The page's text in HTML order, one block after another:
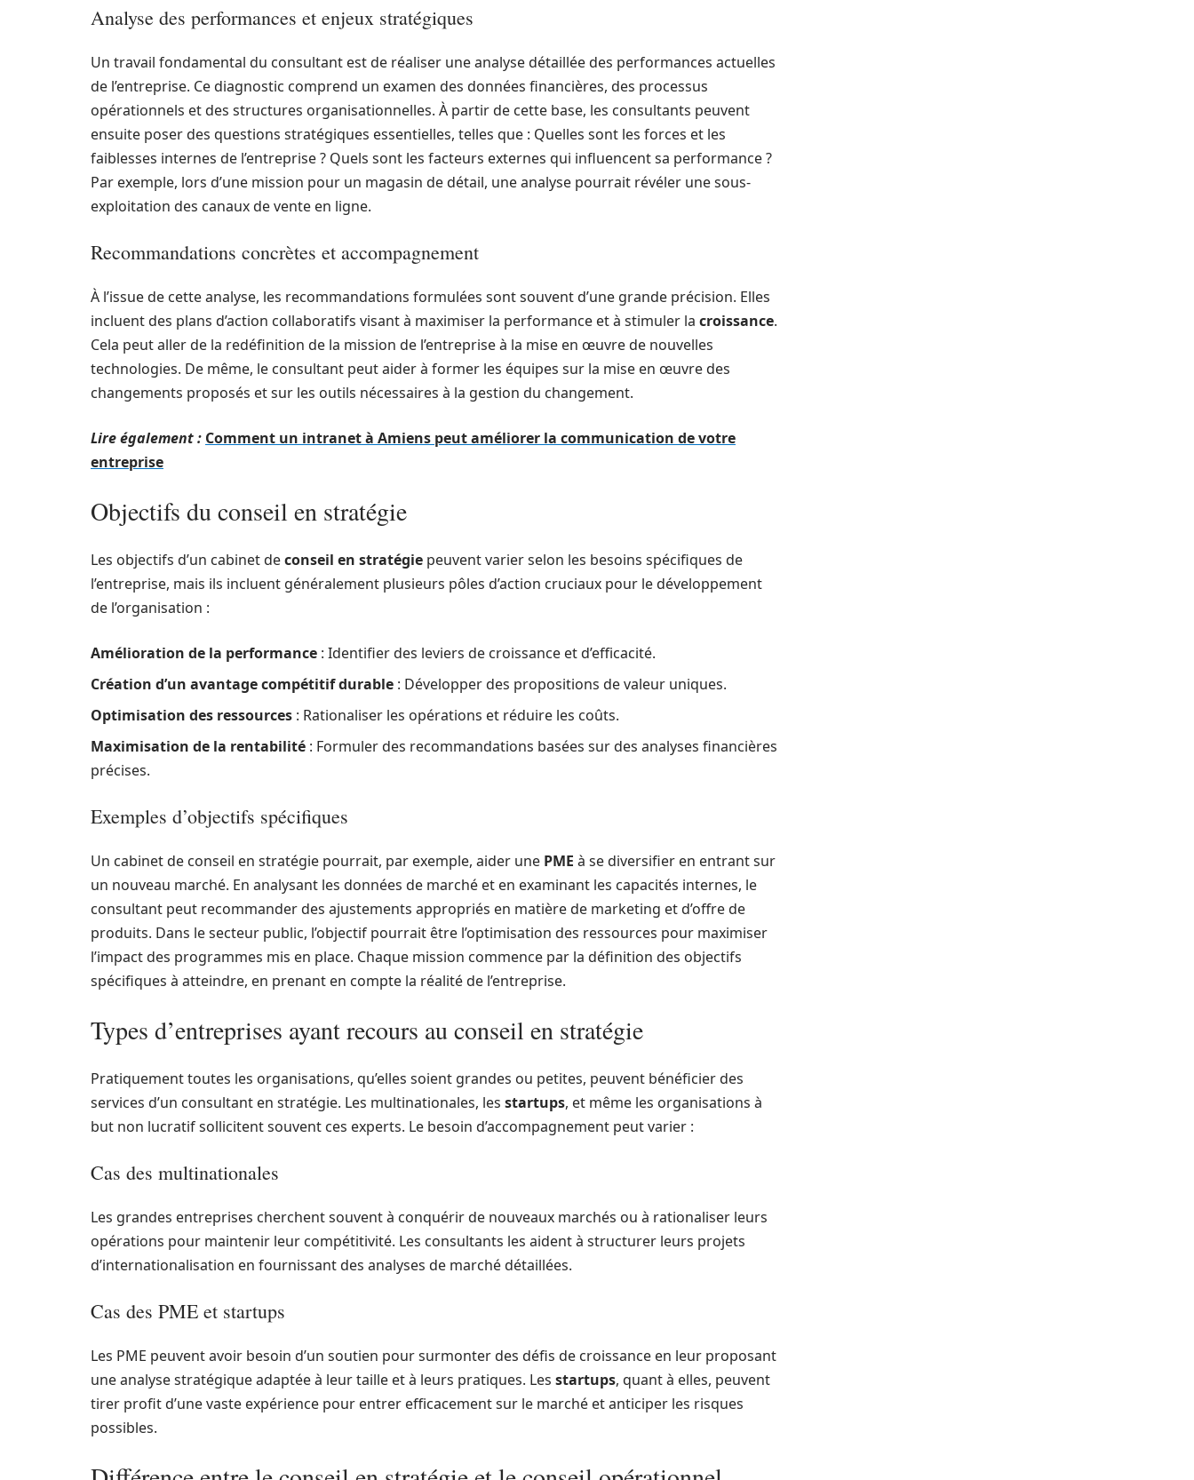
Analyse des performances et enjeux stratégiques
Un travail fondamental du consultant est de réaliser une analyse détaillée des performances actuelles
de l’entreprise. Ce diagnostic comprend un examen des données financières, des processus
opérationnels et des structures organisationnelles. À partir de cette base, les consultants peuvent
ensuite poser des questions stratégiques essentielles, telles que : Quelles sont les forces et les
faiblesses internes de l’entreprise ? Quels sont les facteurs externes qui influencent sa performance ?
Par exemple, lors d’une mission pour un magasin de détail, une analyse pourrait révéler une sous-
exploitation des canaux de vente en ligne.
Recommandations concrètes et accompagnement
À l’issue de cette analyse, les recommandations formulées sont souvent d’une grande précision. Elles
incluent des plans d’action collaboratifs visant à maximiser la performance et à stimuler la croissance.
Cela peut aller de la redéfinition de la mission de l’entreprise à la mise en œuvre de nouvelles
technologies. De même, le consultant peut aider à former les équipes sur la mise en œuvre des
changements proposés et sur les outils nécessaires à la gestion du changement.
Lire également : Comment un intranet à Amiens peut améliorer la communication de votre
entreprise
Objectifs du conseil en stratégie
Les objectifs d’un cabinet deconseil en stratégie peuvent varier selon les besoins spécifiques de
l’entreprise, mais ils incluent généralement plusieurs pôles d’action cruciaux pour le développement
de l’organisation :
Amélioration de la performance : Identifier des leviers de croissance et d’efficacité.
Création d’un avantage compétitif durable : Développer des propositions de valeur uniques.
Optimisation des ressources : Rationaliser les opérations et réduire les coûts.
Maximisation de la rentabilité : Formuler des recommandations basées sur des analyses financières
précises.
Exemples d’objectifs spécifiques
Un cabinet de conseil en stratégie pourrait, par exemple, aider une PME à se diversifier en entrant sur
un nouveau marché. En analysant les données de marché et en examinant les capacités internes, le
consultant peut recommander des ajustements appropriés en matière de marketing et d’offre de
produits. Dans le secteur public, l’objectif pourrait être l’optimisation des ressources pour maximiser
l’impact des programmes mis en place. Chaque mission commence par la définition des objectifs
spécifiques à atteindre, en prenant en compte la réalité de l’entreprise.
Types d’entreprises ayant recours au conseil en stratégie
Pratiquement toutes les organisations, qu’elles soient grandes ou petites, peuvent bénéficier des
services d’un consultant en stratégie. Les multinationales, les startups, et même les organisations à
but non lucratif sollicitent souvent ces experts. Le besoin d’accompagnement peut varier :
Cas des multinationales
Les grandes entreprises cherchent souvent à conquérir de nouveaux marchés ou à rationaliser leurs
opérations pour maintenir leur compétitivité. Les consultants les aident à structurer leurs projets
d’internationalisation en fournissant des analyses de marché détaillées.
Cas des PME et startups
Les PME peuvent avoir besoin d’un soutien pour surmonter des défis de croissance en leur proposant
une analyse stratégique adaptée à leur taille et à leurs pratiques. Les startups, quant à elles, peuvent
tirer profit d’une vaste expérience pour entrer efficacement sur le marché et anticiper les risques
possibles.